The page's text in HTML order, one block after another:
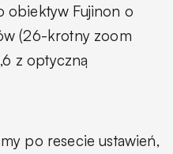
obiektyw Fujinon o
(26-krotny zoom
z optyczną
po resecie ustawień,